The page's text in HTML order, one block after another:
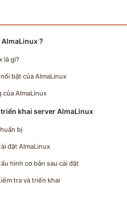
?
là gì?
bật của AlmaLinux
của AlmaLinux
khai server AlmaLinux
bị
đặt AlmaLinux
hình cơ bản sau cài đặt
tra và triển khai